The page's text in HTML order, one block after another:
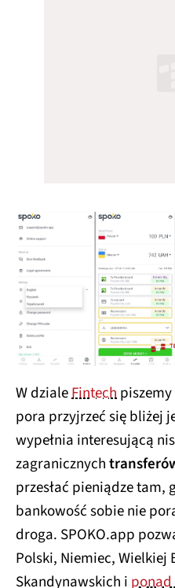
W dzialeFintech
pora przyjrzeć się bliżej
wypełnia interesującą
zagranicznych
przesłać pieniądze tam,
bankowość sobie nie
droga. SPOKO.app
Polski, Niemiec,
Skandynawskich i ponad